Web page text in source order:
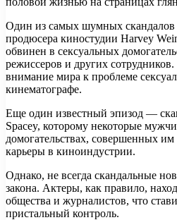
Один из самых шумных скандалов
продюсера киностудии Harvey
обвинен в сексуальных
режиссеров и других
внимание мира к проблеме
кинематографе.
Еще один известный эпизод —
Spacey, которому некоторые
домогательствах, совершенных
карьеры в киноиндустрии.
Однако, не всегда скандальные
закона. Актеры, как правило,
общества и журналистов, что
пристальный контроль.